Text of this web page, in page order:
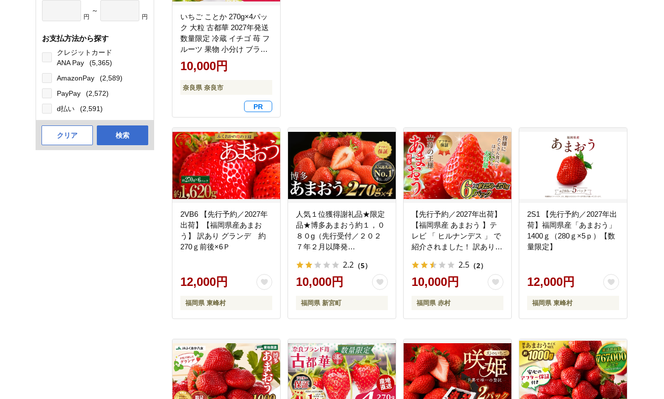
円
～
円
お支払方法から探す
クレジットカード
ANA Pay
(5,365)
AmazonPay
(2,589)
PayPay
(2,572)
d払い
(2,591)
クリア 検索
いちご ことか 270g×4パッ
ク 大粒 古都華 2027年発送
数量限定 冷蔵 イチゴ 苺 フ
ルーツ 果物 小分け ブラン
ドいちご 甘い おすすめ 贈
答 プレゼント ギフト 奈良
ま
10,000円
奈良県 奈良市
2VB6 【先行予約／2027年
出荷】【福岡県産あまお
う】 訳あり グランデ 約
270ｇ前後×6Ｐ
12,000円
福岡県 東峰村
人気１位獲得謝礼品★限定
品★博多あまおう約１，０
８０g（先行受付／２０２
７年２月以降発
2.2 （5）
10,000円
福岡県 新宮町
【先行予約／2027年出荷】
【福岡県産 あまおう 】テ
レビ 「 ヒルナンデス 」 で
紹介されました！ 訳あり
ｇ×６Ｐ いちご イチゴ 苺
博多 デザート 果物 くだも
の フルーツ ジャム スムー
ジー ケーキ に 先行予約 数
2.5 （2）
10,000円
福岡県 赤村
2S1 【先行予約／2027年出
荷】福岡県産「あまおう」
1400ｇ（280ｇ×5ｐ）【数
量限定】
12,000円
福岡県 東峰村